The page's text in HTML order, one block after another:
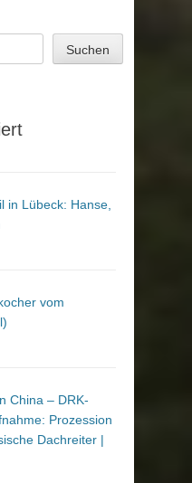
Suchen
in Lübeck: Hanse,
vom
China – DRK-
Prozession
Dachreiter |